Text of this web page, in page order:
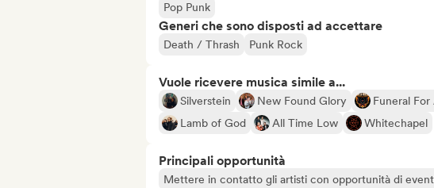
Pop Punk
Generi che sono disposti ad accettare
Death / Thrash Punk Rock
Vuole ricevere musica simile a...
Silverstein New Found Glory Funeral For
Lamb of God
All Time Low Whitechapel
Principali opportunità
Mettere in contatto gli artisti con opportunità di